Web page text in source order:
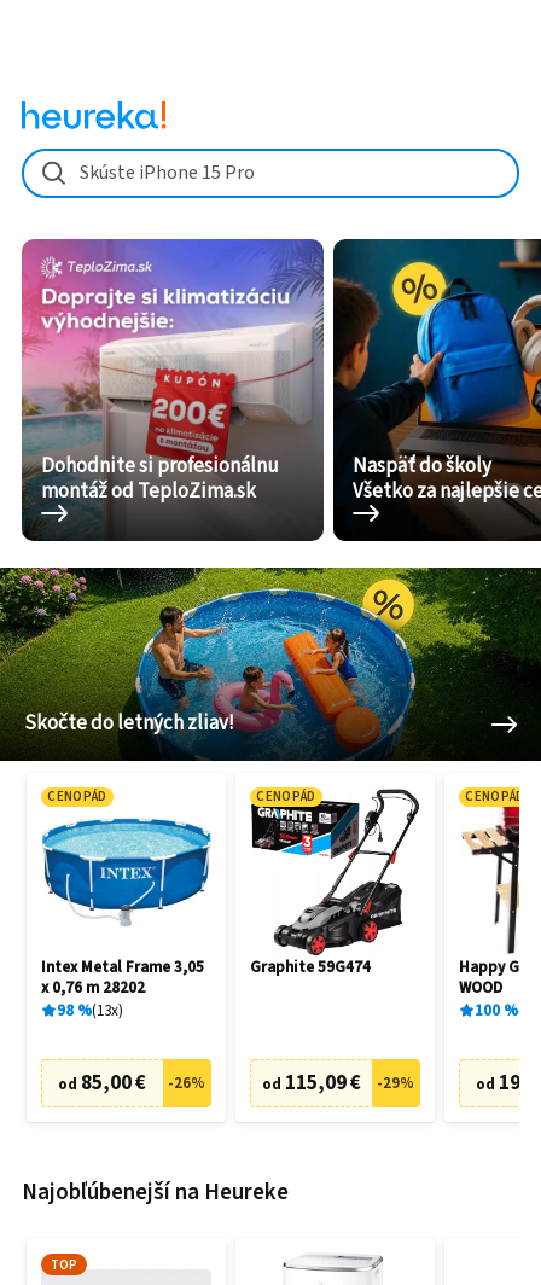
Skúste iPhone 15 Pro
Dohodnite si profesionálnu
montáž od TeploZima.sk
Naspäť do školy
Všetko za najlepšie
Skočte do letných zliav!
CENOPÁD
Intex Metal Frame 3,05
x 0,76 m 28202
98% 13x
od 85,00 € -26%
CENOPÁD
Graphite 59G474
od 115,09 € -29%
CENOPÁD
Happy
WOOD
100%
od
Najobľúbenejší na Heureke
TOP